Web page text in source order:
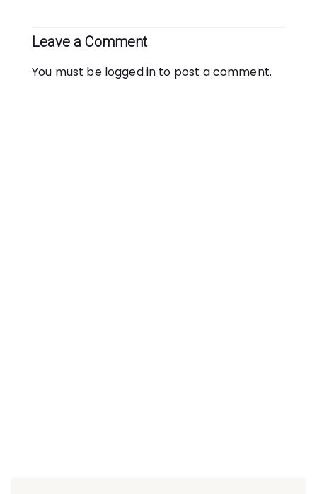
Leave a Comment
You must be logged in to post a comment.